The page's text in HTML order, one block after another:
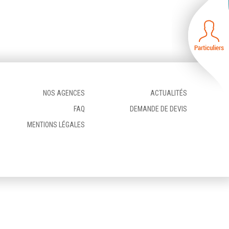
NOS AGENCES
ACTUALITÉS
FAQ
DEMANDE DE DEVIS
MENTIONS LÉGALES